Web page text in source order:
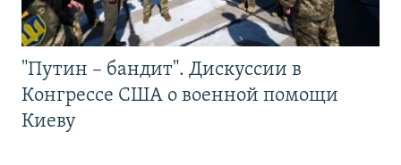
"Путин – бандит". Дискуссии в
Конгрессе США о военной помощи
Киеву